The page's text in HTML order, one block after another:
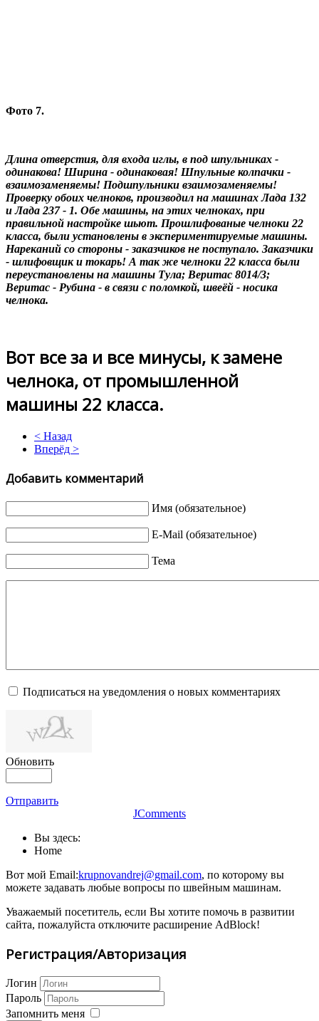
Фото 7.
Длина отверстия, для входа иглы, в под шпульниках -
одинакова! Ширина - одинаковая! Шпульные колпачки -
взаимозаменяемы! Подшпульники взаимозаменяемы!
Проверку обоих челноков, производил на машинах Лада 132
и Лада 237 - 1. Обе машины, на этих челноках, при
правильной настройке шьют. Прошлифованые челноки 22
класса, были установлены в экспериментируемые машины.
Нареканий со стороны - заказчиков не поступало. Заказчики
- шлифовщик и токарь! А так же челноки 22 класса были
переустановлены на машины Тула; Веритас 8014/3;
Веритас - Рубина - в связи с поломкой, швеёй - носика
челнока.
Вот все за и все минусы, к замене
челнока, от промышленной
машины 22 класса.
< Назад
Вперёд >
Добавить комментарий
Имя (обязательное)
E-Mail (обязательное)
Тема
Подписаться на уведомления о новых комментариях
Обновить
Отправить
JComments
Вы здесь:
Home
Вот мой Email:krupnovandrej@gmail.com, по которому вы
можете задавать любые вопросы по швейным машинам.
Уважаемый посетитель, если Вы хотите помочь в развитии
сайта, пожалуйста отключите расширение AdBlock!
Регистрация/Авторизация
Логин
Пароль
Запомнить меня